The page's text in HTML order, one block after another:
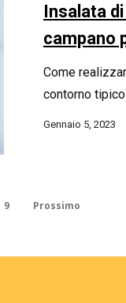
Insalata
campano
Come
contorno
Gennaio 5, 2023
9 Prossimo